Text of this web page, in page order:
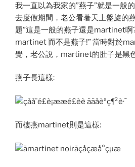
我一直以為我家的”燕子”就是一般
去度假期間，老公看著天上盤旋的
題”這是一般的燕子還是martinet啊
martinet 而不是燕子!” 當時對於
覺，老公說，martinet的肚子是黑
燕子長這樣:
而樓燕martinet則是這樣: